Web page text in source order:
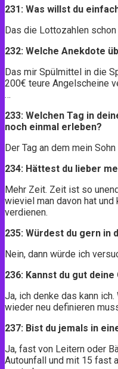
231: Was willst du
Das die Lottozahlen
232: Welche Anekdote
Das mir Spülmittel in die
200€ teure Angelscheine
…
233: Welchen Tag in
noch einmal erleben?
Der Tag an dem mein
234: Hättest du lieber
Mehr Zeit. Zeit ist so
wieviel man davon hat
verdienen.
235: Würdest du gern in
Nein, dann würde ich
236: Kannst du gut
Ja, ich denke das kann
wieder neu definieren
237: Bist du jemals in
Ja, fast von Leitern oder
Autounfall und mit 15 fast